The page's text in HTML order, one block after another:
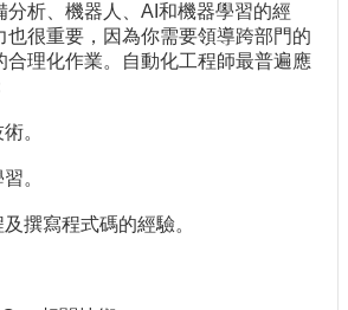
分析、機器人、AI和機器學習的經
也很重要，因為你需要領導跨部門的
合理化作業。自動化工程師最普遍應
。
。
撰寫程式碼的經驗。